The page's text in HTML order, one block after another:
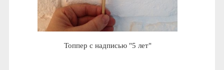
Топпер с надписью "5 лет"